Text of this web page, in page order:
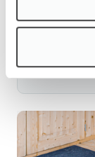
Opties
Vloer/